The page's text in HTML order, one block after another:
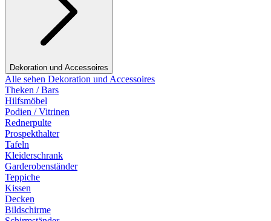
Dekoration und Accessoires
Alle sehen Dekoration und Accessoires
Theken / Bars
Hilfsmöbel
Podien / Vitrinen
Rednerpulte
Prospekthalter
Tafeln
Kleiderschrank
Garderobenständer
Teppiche
Kissen
Decken
Bildschirme